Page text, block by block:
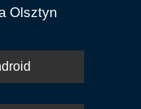
Olsztyn